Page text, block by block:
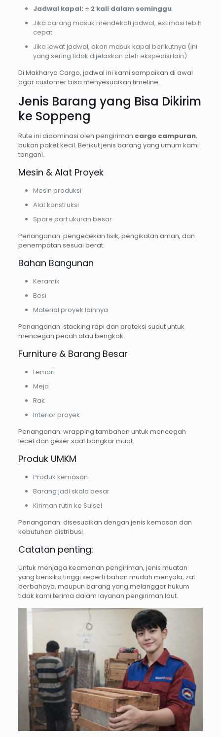
Jadwal kapal: ± 2 kali dalam seminggu
Jika barang masuk mendekati jadwal, estimasi lebih
cepat
Jika lewat jadwal, akan masuk kapal berikutnya (ini
yang sering tidak dijelaskan oleh ekspedisi lain)
Di Makharya Cargo, jadwal ini kami sampaikan di awal
agar customer bisa menyesuaikan timeline.
Jenis Barang yang Bisa Dikirim
ke Soppeng
Rute ini didominasi oleh pengiriman cargo campuran,
bukan paket kecil. Berikut jenis barang yang umum kami
tangani.
Mesin & Alat Proyek
Mesin produksi
Alat konstruksi
Spare part ukuran besar
Penanganan: pengecekan fisik, pengikatan aman, dan
penempatan sesuai berat.
Bahan Bangunan
Keramik
Besi
Material proyek lainnya
Penanganan: stacking rapi dan proteksi sudut untuk
mencegah pecah atau bengkok.
Furniture & Barang Besar
Lemari
Meja
Rak
Interior proyek
Penanganan: wrapping tambahan untuk mencegah
lecet dan geser saat bongkar muat.
Produk UMKM
Produk kemasan
Barang jadi skala besar
Kiriman rutin ke Sulsel
Penanganan: disesuaikan dengan jenis kemasan dan
kebutuhan distribusi.
Catatan penting:
Untuk menjaga keamanan pengiriman, jenis muatan
yang berisiko tinggi seperti bahan mudah menyala, zat
berbahaya, maupun barang yang melanggar hukum
tidak kami terima dalam layanan pengiriman laut.